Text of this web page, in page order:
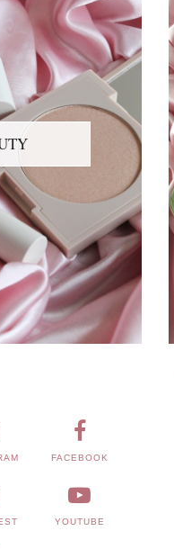
FACEBOOK
YOUTUBE